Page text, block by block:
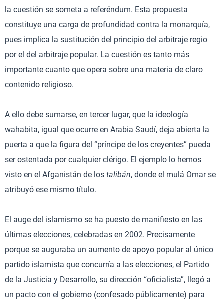
la cuestión se someta a referéndum. Esta propuesta
constituye una carga de profundidad contra la monarquía,
pues implica la sustitución del principio del arbitraje regio
por el del arbitraje popular. La cuestión es tanto más
importante cuanto que opera sobre una materia de claro
contenido religioso.
A ello debe sumarse, en tercer lugar, que la ideología
wahabita, igual que ocurre en Arabia Saudí, deja abierta la
puerta a que la figura del “príncipe de los creyentes” pueda
ser ostentada por cualquier clérigo. El ejemplo lo hemos
visto en el Afganistán de los talibán, donde el mulá Omar se
atribuyó ese mismo título.
El auge del islamismo se ha puesto de manifiesto en las
últimas elecciones, celebradas en 2002. Precisamente
porque se auguraba un aumento de apoyo popular al único
partido islamista que concurría a las elecciones, el Partido
de la Justicia y Desarrollo, su dirección “oficialista”, llegó a
un pacto con el gobierno (confesado públicamente) para